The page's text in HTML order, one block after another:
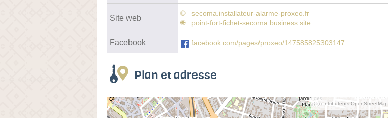
Site web
secoma.installateur-alarme-proxeo.fr
point-fort-fichet-secoma.business.site
Facebook facebook.com/pages/proxeo/147585825303147
Plan et adresse
© contributeurs OpenStreetMap